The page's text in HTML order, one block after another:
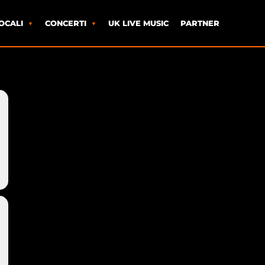
CONCERTI UK LIVE MUSIC PARTNER